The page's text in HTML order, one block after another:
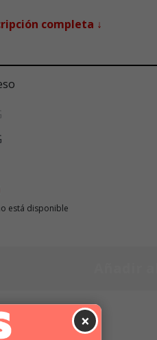
completa ↓
está disponible
×